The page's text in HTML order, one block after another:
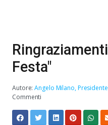
Festa"
Autore:Angelo Milano,
Commenti